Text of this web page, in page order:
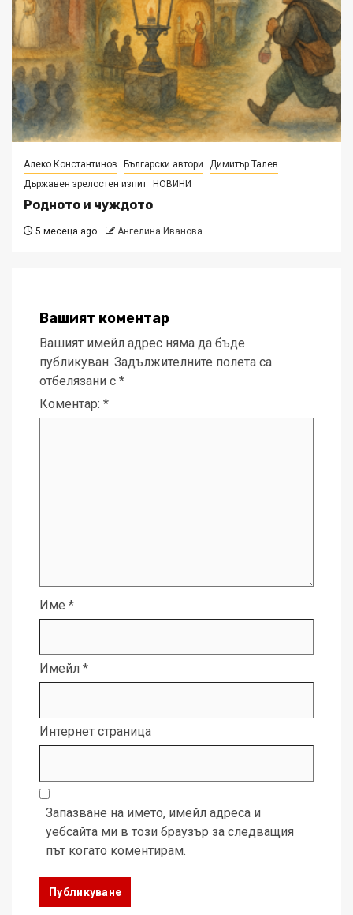
Алеко Константинов Български автори
Димитър Талев
Държавен зрелостен изпит
НОВИНИ
Родното и чуждото
5 месеца ago Ангелина Иванова
Вашият коментар
Вашият имейл адрес няма да бъде
публикуван. Задължителните полета са
отбелязани с *
Коментар: *
Име *
Имейл *
Интернет страница
Запазване на името, имейл адреса и
уебсайта ми в този браузър за следващия
път когато коментирам.